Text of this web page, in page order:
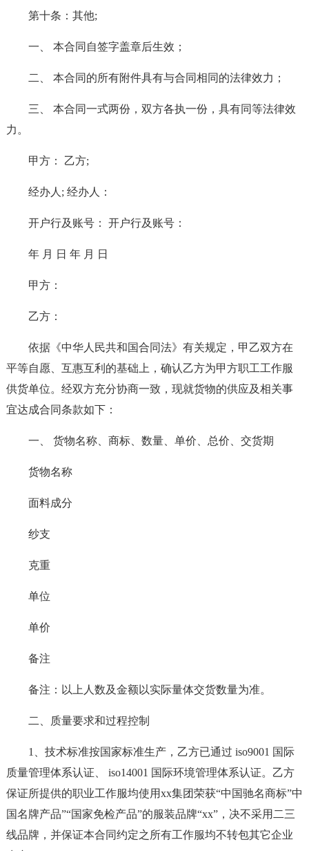
第十条：其他;
一、 本合同自签字盖章后生效；
二、 本合同的所有附件具有与合同相同的法律效力；
三、 本合同一式两份，双方各执一份，具有同等法律效
力。
甲方： 乙方;
经办人; 经办人：
开户行及账号： 开户行及账号：
年 月 日 年 月 日
甲方：
乙方：
依据《中华人民共和国合同法》有关规定，甲乙双方在
平等自愿、互惠互利的基础上，确认乙方为甲方职工工作服
供货单位。经双方充分协商一致，现就货物的供应及相关事
宜达成合同条款如下：
一、 货物名称、商标、数量、单价、总价、交货期
货物名称
面料成分
纱支
克重
单位
单价
备注
备注：以上人数及金额以实际量体交货数量为准。
二、质量要求和过程控制
1、技术标准按国家标准生产，乙方已通过 iso9001 国际
质量管理体系认证、 iso14001 国际环境管理体系认证。乙方
保证所提供的职业工作服均使用xx集团荣获“中国驰名商标”中
国名牌产品”“国家免检产品”的服装品牌“xx”，决不采用二三
线品牌，并保证本合同约定之所有工作服均不转包其它企业